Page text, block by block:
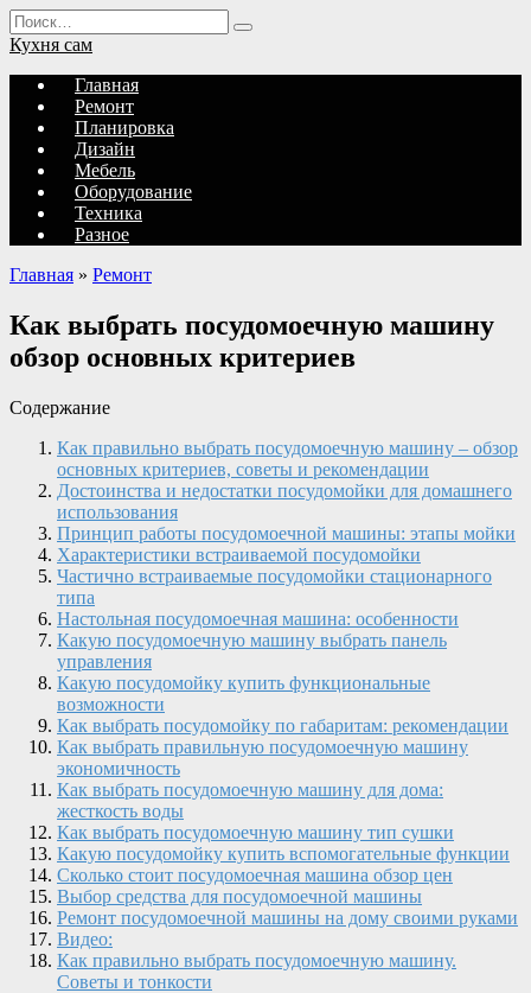
Перейти
к
содержанию
Search
for:
Кухня сам
Главная
Ремонт
Планировка
Дизайн
Мебель
Оборудование
Техника
Разное
Главная » Ремонт
Как выбрать посудомоечную машину
обзор основных критериев
Содержание
Как правильно выбрать посудомоечную машину – обзор
основных критериев, советы и рекомендации
Достоинства и недостатки посудомойки для домашнего
использования
Принцип работы посудомоечной машины: этапы мойки
Характеристики встраиваемой посудомойки
Частично встраиваемые посудомойки стационарного
типа
Настольная посудомоечная машина: особенности
Какую посудомоечную машину выбрать панель
управления
Какую посудомойку купить функциональные
возможности
Как выбрать посудомойку по габаритам: рекомендации
Как выбрать правильную посудомоечную машину
экономичность
Как выбрать посудомоечную машину для дома:
жесткость воды
Как выбрать посудомоечную машину тип сушки
Какую посудомойку купить вспомогательные функции
Сколько стоит посудомоечная машина обзор цен
Выбор средства для посудомоечной машины
Ремонт посудомоечной машины на дому своими руками
Видео:
Как правильно выбрать посудомоечную машину.
Советы и тонкости